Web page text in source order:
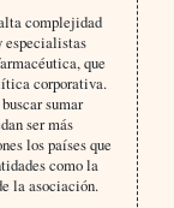
complejidad
especialistas
que
corporativa.
sumar
ser más
los países que
como la
la asociación.